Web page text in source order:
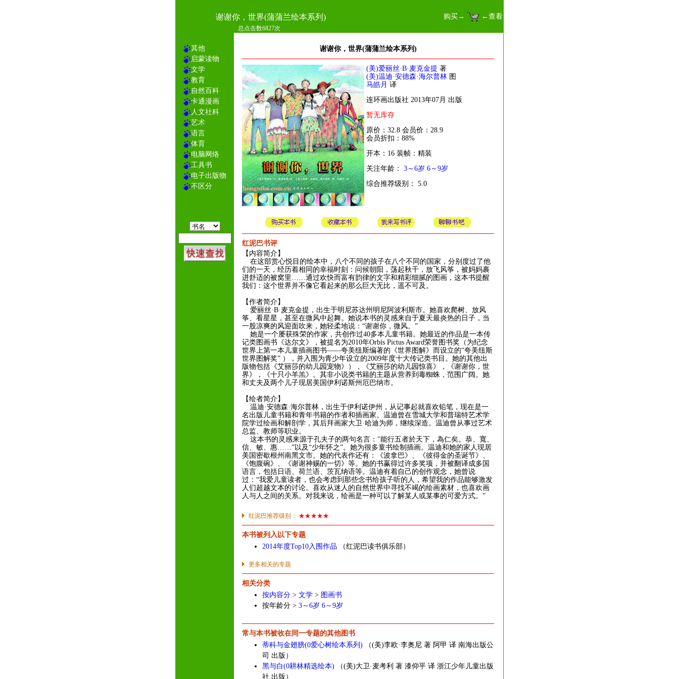
谢谢你，世界(蒲蒲兰绘本系列) 购买→ ←查看
总点击数6827次
其他
启蒙读物
文学
教育
自然百科
卡通漫画
人文社科
艺术
语言
体育
电脑网络
工具书
电子出版物
不区分
谢谢你，世界(蒲蒲兰绘本系列)
(美)爱丽丝·B·麦克金提 著
(美)温迪·安德森·海尔普林 图
马皓月 译
连环画出版社 2013年07月 出版
暂无库存
原价：32.8 会员价：28.9
会员折扣：88%
开本：16 装帧：精装
关注年龄： 3～6岁 6～9岁
综合推荐级别： 5.0
红泥巴书评
【内容简介】
在这部赏心悦目的绘本中，八个不同的孩子在八个不同的国家，分别度过了他
们的一天，经历着相同的幸福时刻：问候朝阳，荡起秋千，放飞风筝，被妈妈裹
进舒适的被窝里……通过欢快而富有韵律的文字和精彩细腻的图画，这本书提醒
我们：这个世界并不像它看起来的那么巨大无比，遥不可及。
【作者简介】
爱丽丝·B·麦克金提，出生于明尼苏达州明尼阿波利斯市。她喜欢爬树、放风
筝、看星星，甚至在微风中起舞。她说本书的灵感来自于夏天最炎热的日子，当
一股凉爽的风迎面吹来，她轻柔地说：“谢谢你，微风。”
她是一个屡获殊荣的作家，共创作过40多本儿童书籍。她最近的作品是一本传
记类图画书《达尔文》，被提名为2010年Orbis Pictus Award荣誉图书奖（为纪念
世界上第一本儿童插画图书——夸美纽斯编著的《世界图解》而设立的“夸美纽斯
世界图解奖” ），并入围为青少年设立的2009年度十大传记类书目。她的其他出
版物包括《艾丽莎的幼儿园宠物》），《艾丽莎的幼儿园惊喜》，《谢谢你，世
界》，《十只小羊羔》。其非小说类书籍的主题从营养到毒蜘蛛，范围广阔。她
和丈夫及两个儿子现居美国伊利诺斯州厄巴纳市。
【绘者简介】
温迪·安德森·海尔普林，出生于伊利诺伊州，从记事起就喜欢铅笔，现在是一
名出版儿童书籍和青年书籍的作者和插画家。温迪曾在雪城大学和普瑞特艺术学
院学过绘画和解剖学，其后拜画家大卫·哈迪为师，继续深造。温迪曾从事过艺术
总监、教师等职业。
这本书的灵感来源于孔夫子的两句名言："能行五者於天下，為仁矣。恭、寬、
信、敏、惠……”以及“少年怀之”。她为很多童书绘制插画。温迪和她的家人现居
美国密歇根州南黑文市。她的代表作还有：《波拿巴》、《彼得金的圣诞节》、
《饱腹碗》、《谢谢神赐的一切》等。她的书赢得过许多奖项，并被翻译成多国
语言，包括日语、荷兰语、茨瓦纳语等。温迪有着自己的创作观念，她曾说
过：“我爱儿童读者，也会考虑到那些念书给孩子听的人，希望我的作品能够激发
人们超越文本的讨论。喜欢从迷人的自然世界中寻找不竭的绘画素材，也喜欢画
人与人之间的关系。对我来说，绘画是一种可以了解某人或某事的可爱方式。”
红泥巴推荐级别： ★★★★★
本书被列入以下专题
2014年度Top10入围作品 （红泥巴读书俱乐部）
更多相关的专题
相关分类
按内容分 > 文学 > 图画书
按年龄分 > 3～6岁 6～9岁
常与本书被收在同一专题的其他图书
蒂科与金翅膀(0爱心树绘本系列) （(美)李欧·李奥尼 著 阿甲 译 南海出版公
司 出版）
黑与白(0耕林精选绘本) （(美)大卫·麦考利 著 漆仰平 译 浙江少年儿童出版
社 出版）